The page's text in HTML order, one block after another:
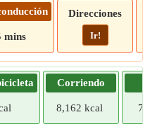
mins
Direcciones
Ir!
Corriendo
8,162 kcal